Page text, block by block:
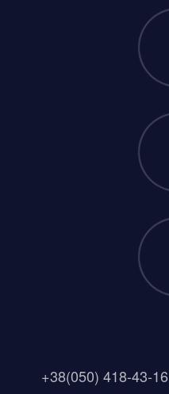
+38(050) 418-43-16